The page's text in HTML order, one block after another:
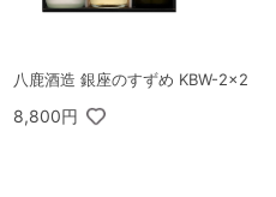
八鹿酒造 銀座のすずめ KBW-2×2
8,800円